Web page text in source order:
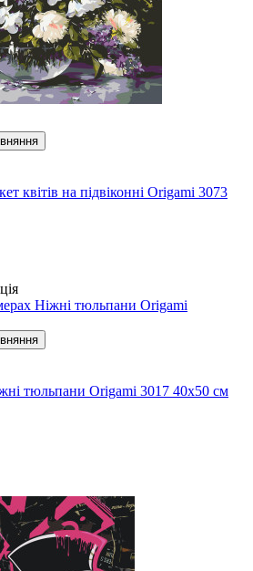
квітів на підвіконні Origami 3073
тюльпани Origami 3017 40x50 см